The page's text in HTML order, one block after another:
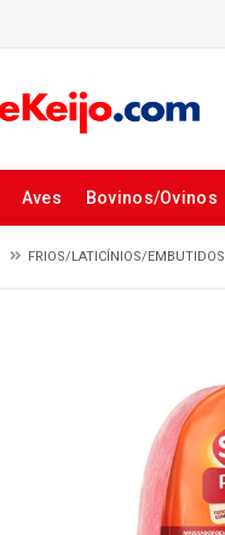
Aves Bovinos/Ovinos
FRIOS/LATICÍNIOS/EMBUTIDOS